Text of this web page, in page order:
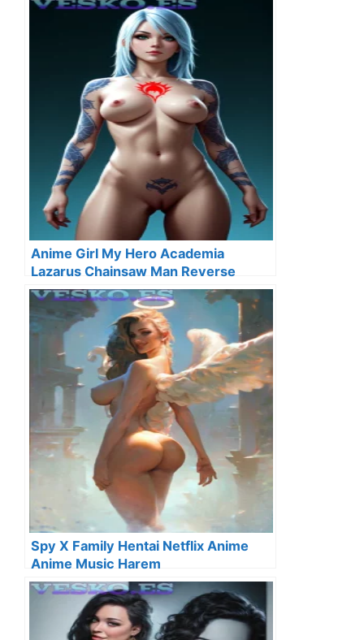
Anime Girl My Hero Academia
Lazarus Chainsaw Man Reverse
Harem
Spy X Family Hentai Netflix Anime
Anime Music Harem